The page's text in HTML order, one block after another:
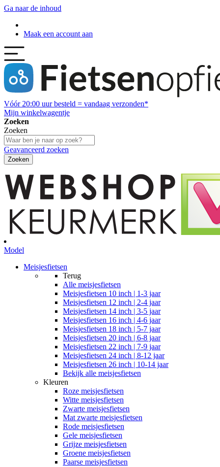
Ga naar de inhoud
Maak een account aan
Vóór 20:00 uur besteld = vandaag verzonden*
Mijn winkelwagentje
Zoeken
Zoeken
Geavanceerd zoeken
Zoeken
Model
Meisjesfietsen
Terug
Alle meisjesfietsen
Meisjesfietsen 10 inch | 1-3 jaar
Meisjesfietsen 12 inch | 2-4 jaar
Meisjesfietsen 14 inch | 3-5 jaar
Meisjesfietsen 16 inch | 4-6 jaar
Meisjesfietsen 18 inch | 5-7 jaar
Meisjesfietsen 20 inch | 6-8 jaar
Meisjesfietsen 22 inch | 7-9 jaar
Meisjesfietsen 24 inch | 8-12 jaar
Meisjesfietsen 26 inch | 10-14 jaar
Bekijk alle meisjesfietsen
Kleuren
Roze meisjesfietsen
Witte meisjesfietsen
Zwarte meisjesfietsen
Mat zwarte meisjesfietsen
Rode meisjesfietsen
Gele meisjesfietsen
Grijze meisjesfietsen
Groene meisjesfietsen
Paarse meisjesfietsen